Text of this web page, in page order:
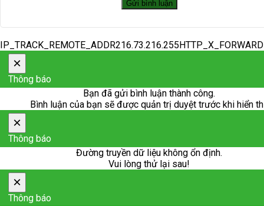
×
Thông báo
Bạn đã gửi bình luận thành công.
Bình luận của bạn sẽ được quản trị duyệt trước khi hiển
×
Thông báo
Đường truyền dữ liệu không ổn định.
Vui lòng thử lại sau!
×
Thông báo